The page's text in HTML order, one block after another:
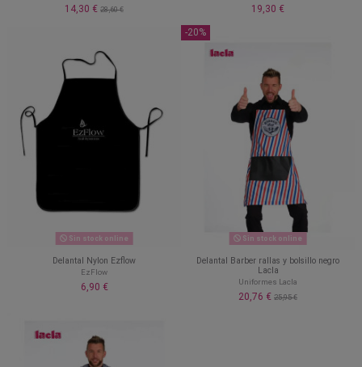
14,30 € 28,60 € 19,30 €
Sin stock online
Delantal Nylon Ezflow
EzFlow
6,90 €
-20%
Sin stock online
Delantal Barber rallas y bolsillo negro
Lacla
Uniformes Lacla
20,76 € 25,95 €